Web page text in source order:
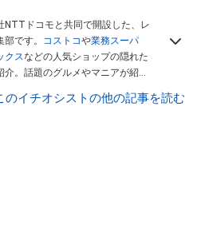
NTTドコモと共同で開設した、レ
です。 コストコや業務スーパ
クスなどの人気ショップの隠れた
。話題のグルメやマニアが紹介
レビューしています。毎日トレン
のイチオシストの他の記事を読む